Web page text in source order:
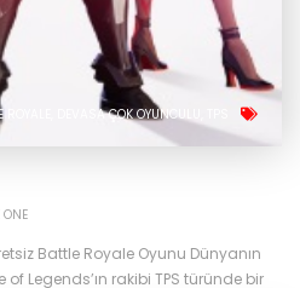
ROYALE DEVASA ÇOK OYUNCULU
ONE
Battle Royale Oyunu Dünyanın
Legends’ın rakibi TPS türünde bir